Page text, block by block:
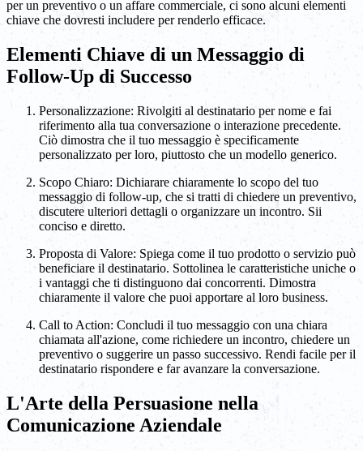
per un preventivo o un affare commerciale, ci sono alcuni elementi
chiave che dovresti includere per renderlo efficace.
Elementi Chiave di un Messaggio di
Follow-Up di Successo
Personalizzazione: Rivolgiti al destinatario per nome e fai
riferimento alla tua conversazione o interazione precedente.
Ciò dimostra che il tuo messaggio è specificamente
personalizzato per loro, piuttosto che un modello generico.
Scopo Chiaro: Dichiarare chiaramente lo scopo del tuo
messaggio di follow-up, che si tratti di chiedere un preventivo,
discutere ulteriori dettagli o organizzare un incontro. Sii
conciso e diretto.
Proposta di Valore: Spiega come il tuo prodotto o servizio può
beneficiare il destinatario. Sottolinea le caratteristiche uniche o
i vantaggi che ti distinguono dai concorrenti. Dimostra
chiaramente il valore che puoi apportare al loro business.
Call to Action: Concludi il tuo messaggio con una chiara
chiamata all'azione, come richiedere un incontro, chiedere un
preventivo o suggerire un passo successivo. Rendi facile per il
destinatario rispondere e far avanzare la conversazione.
L'Arte della Persuasione nella
Comunicazione Aziendale